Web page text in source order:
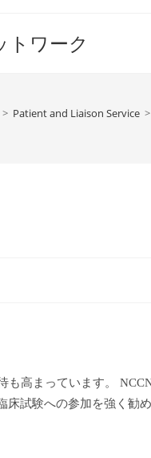
ワーク
> Patient and Liaison Service >
高まっています。
床試験への参加を強く勧め